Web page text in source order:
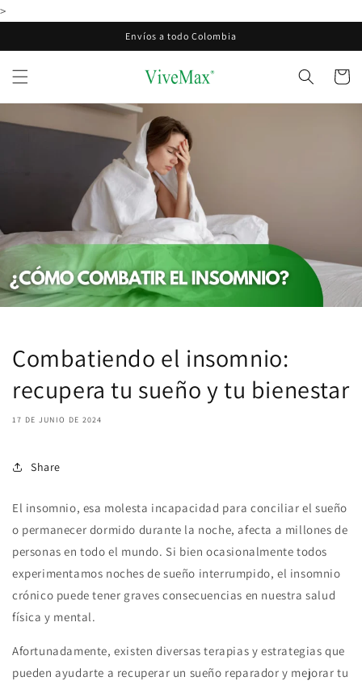
>
Envíos a todo Colombia
Carrito
Combatiendo el insomnio:
recupera tu sueño y tu bienestar
17 DE JUNIO DE 2024
Share
El insomnio, esa molesta incapacidad para conciliar el sueño
o permanecer dormido durante la noche, afecta a millones de
personas en todo el mundo. Si bien ocasionalmente todos
experimentamos noches de sueño interrumpido, el insomnio
crónico puede tener graves consecuencias en nuestra salud
física y mental.
Afortunadamente, existen diversas terapias y estrategias que
pueden ayudarte a recuperar un sueño reparador y mejorar tu